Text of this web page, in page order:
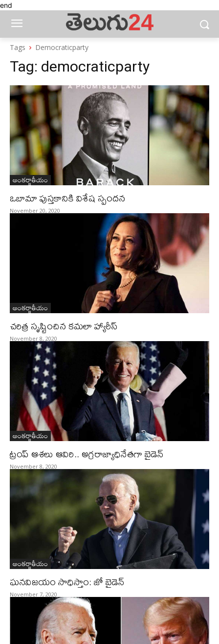
end
Tags Democraticparty
Tag: democraticparty
అంతర్జాతీయం
ఒబామా పుస్తకానికి విశేష స్పందన
November 20, 2020
అంతర్జాతీయం
చరిత్ర సృష్టించిన కమలా హ్యారీస్‌
November 8, 2020
అంతర్జాతీయం
ట్రంప్‌ ఆశలు ఆవిరి.. అగ్రరాజ్యాధినేతగా బైడెన్
November 8, 2020
అంతర్జాతీయం
ఘనవిజయం సాధిస్తాం: జో బైడెన్‌
November 7, 2020